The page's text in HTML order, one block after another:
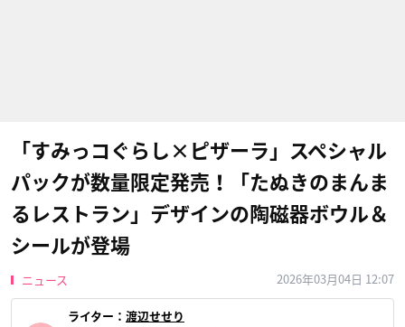
「すみっコぐらし×ピザーラ」スペシャル
パックが数量限定発売！「たぬきのまんま
るレストラン」デザインの陶磁器ボウル＆
シールが登場
ニュース 2026年03月04日 12:07
ライター： 渡辺せせり